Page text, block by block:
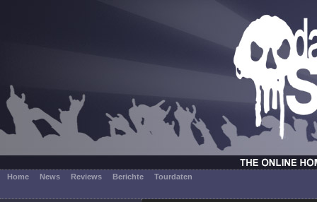
Home News Reviews Berichte Tourdaten